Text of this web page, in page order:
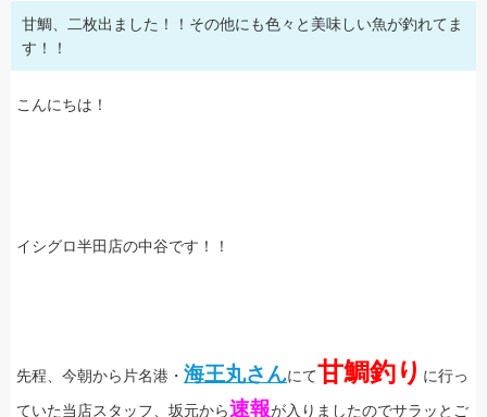
甘鯛、二枚出ました！！その他にも色々と美味しい魚が釣れてま
す！！
こんにちは！
イシグロ半田店の中谷です！！
先程、今朝から片名港・ 海王丸さんにて甘鯛釣り に行っ
ていた当店スタッフ、坂元から速報が入りましたのでサラッとご